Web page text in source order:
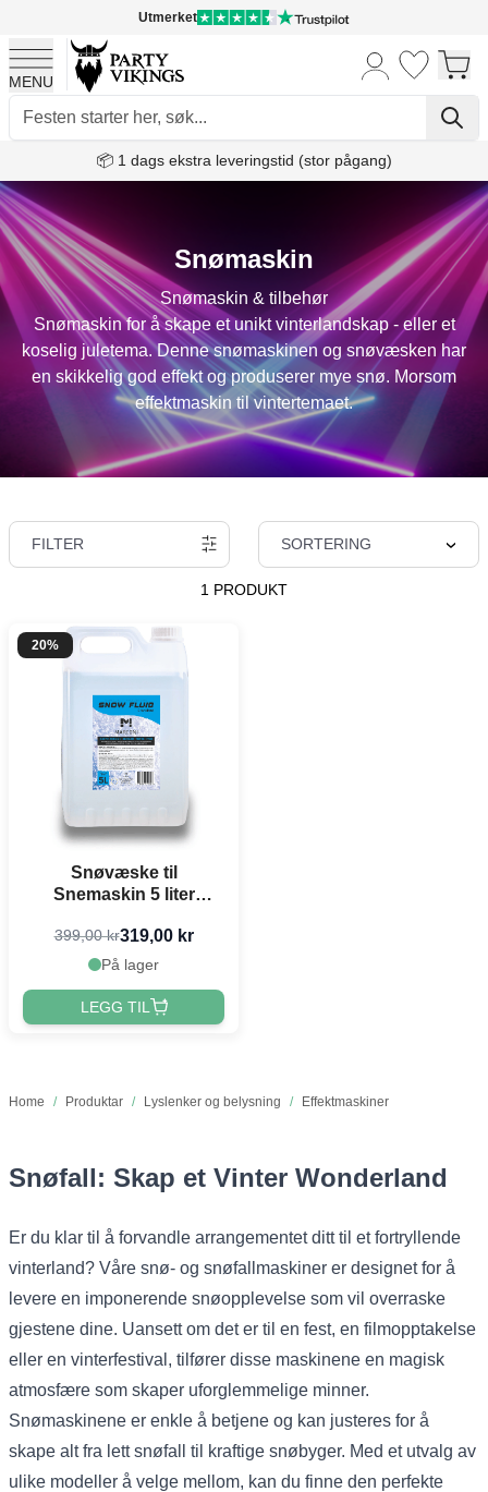
Utmerket
MENU
📦 1 dags ekstra leveringstid (stor pågang)
Skip to Content
Snømaskin
Snømaskin & tilbehør
Snømaskin for å skape et unikt vinterlandskap - eller et
koselig juletema. Denne snømaskinen og snøvæsken har
en skikkelig god effekt og produserer mye snø. Morsom
effektmaskin til vintertemaet.
Home / Produktar / Lyslenker og belysning / Effektmaskiner
FILTER SORTERING
1 PRODUKT
20%
Snøvæske til
Snemaskin 5 liter
399,00 kr319,00 kr
På lager
LEGG TIL
Snøfall: Skap et Vinter Wonderland
Er du klar til å forvandle arrangementet ditt til et fortryllende
vinterland? Våre snø- og snøfallmaskiner er designet for å
levere en imponerende snøopplevelse som vil overraske
gjestene dine. Uansett om det er til en fest, en filmopptakelse
eller en vinterfestival, tilfører disse maskinene en magisk
atmosfære som skaper uforglemmelige minner.
Snømaskinene er enkle å betjene og kan justeres for å
skape alt fra lett snøfall til kraftige snøbyger. Med et utvalg av
ulike modeller å velge mellom, kan du finne den perfekte